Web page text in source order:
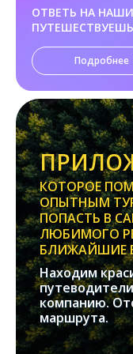
ОТВЕТЬ НА
Подробнее
КОТОРОЕ
ОПЫТНЫМ
ПОПАСТЬ В
ЛЮБИМОГО
БЛИЖАЙШИЕ
Находим
компанию.
маршрута.